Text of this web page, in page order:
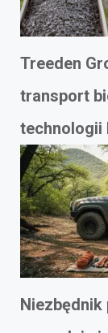
Treeden
transport
technologii